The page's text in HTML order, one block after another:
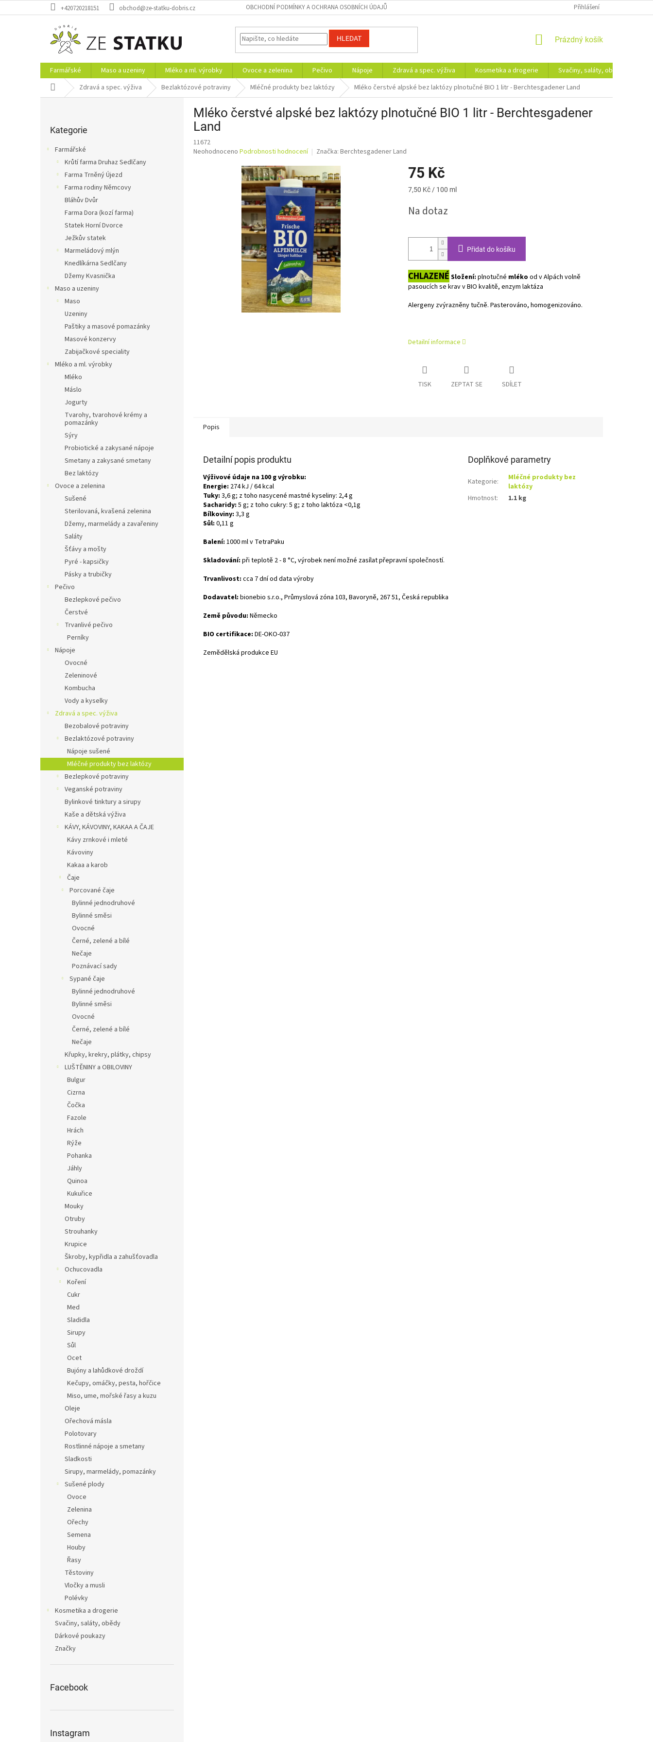
na
+420720218151 obchod@ze-statku-dobris.cz OBCHODNÍ PODMÍNKY A OCHRANA OSOBNÍCH ÚDAJŮ Přihlášení
HLEDAT
NÁKUPNÍ
Prázdný košík
Farmářské Maso a uzeniny Mléko a ml. výrobky Ovoce a zelenina Pečivo Nápoje Zdravá a spec. výživa Kosmetika a drogerie Svačiny, saláty, obědy
Domů Zdravá a spec. výživa Bezlaktózové potraviny Mléčné produkty bez laktózy Mléko čerstvé alpské bez laktózy plnotučné BIO 1 litr - Berchtesgadener Land
kategorie
Kategorie
Farmářské
Krůtí farma Druhaz Sedlčany
Farma Trněný Újezd
Farma rodiny Němcovy
Bláhův Dvůr
Farma Dora (kozí farma)
Statek Horní Dvorce
Ježkův statek
Marmeládový mlýn
Knedlíkárna Sedlčany
Džemy Kvasnička
Maso a uzeniny
Maso
Uzeniny
Paštiky a masové pomazánky
Masové konzervy
Zabijačkové speciality
Mléko a ml. výrobky
Mléko
Máslo
Jogurty
Tvarohy, tvarohové krémy a
pomazánky
Sýry
Probiotické a zakysané nápoje
Smetany a zakysané smetany
Bez laktózy
Ovoce a zelenina
Sušené
Sterilovaná, kvašená zelenina
Džemy, marmelády a zavařeniny
Saláty
Šťávy a mošty
Pyré - kapsičky
Pásky a trubičky
Pečivo
Bezlepkové pečivo
Čerstvé
Trvanlivé pečivo
Perníky
Nápoje
Ovocné
Zeleninové
Kombucha
Vody a kyselky
Zdravá a spec. výživa
Bezobalové potraviny
Bezlaktózové potraviny
Nápoje sušené
Mléčné produkty bez laktózy
Bezlepkové potraviny
Veganské potraviny
Bylinkové tinktury a sirupy
Kaše a dětská výživa
KÁVY, KÁVOVINY, KAKAA A ČAJE
Kávy zrnkové i mleté
Kávoviny
Kakaa a karob
Čaje
Porcované čaje
Bylinné jednodruhové
Bylinné směsi
Ovocné
Černé, zelené a bílé
Nečaje
Poznávací sady
Sypané čaje
Bylinné jednodruhové
Bylinné směsi
Ovocné
Černé, zelené a bílé
Nečaje
Křupky, krekry, plátky, chipsy
LUŠTĚNINY a OBILOVINY
Bulgur
Cizrna
Čočka
Fazole
Hrách
Rýže
Pohanka
Jáhly
Quinoa
Kukuřice
Mouky
Otruby
Strouhanky
Krupice
Škroby, kypřidla a zahušťovadla
Ochucovadla
Koření
Cukr
Med
Sladidla
Sirupy
Sůl
Ocet
Bujóny a lahůdkové droždí
Kečupy, omáčky, pesta, hořčice
Miso, ume, mořské řasy a kuzu
Oleje
Ořechová másla
Polotovary
Rostlinné nápoje a smetany
Sladkosti
Sirupy, marmelády, pomazánky
Sušené plody
Ovoce
Zelenina
Ořechy
Semena
Houby
Řasy
Těstoviny
Vločky a musli
Polévky
Kosmetika a drogerie
Svačiny, saláty, obědy
Dárkové poukazy
Značky
Facebook
Instagram
Mléko čerstvé alpské bez laktózy plnotučné BIO 1 litr - Berchtesgadener
Land
11672
Průměrné
Neohodnoceno Podrobnosti hodnocení Značka: Berchtesgadener Land
75 Kč
Měrná
7,50 Kč / 100 ml
Na dotaz
Přidat do košíku
CHLAZENÉ Složení: plnotučné mléko od v Alpách volně
pasoucích se krav v BIO kvalitě, enzym laktáza
Alergeny zvýrazněny tučně. Pasterováno, homogenizováno.
Detailní informace
TISK ZEPTAT SE SDÍLET
Popis
Detailní popis produktu
Výživové údaje na 100 g výrobku:
Energie: 274 kJ / 64 kcal
Tuky: 3,6 g; z toho nasycené mastné kyseliny: 2,4 g
Sacharidy: 5 g; z toho cukry: 5 g; z toho laktóza <0,1g
Bílkoviny: 3,3 g
Sůl: 0,11 g
Balení: 1000 ml v TetraPaku
Skladování: při teplotě 2 - 8 °C, výrobek není možné zasílat přepravní společností.
Trvanlivost: cca 7 dní od data výroby
Dodavatel: bionebio s.r.o., Průmyslová zóna 103, Bavoryně, 267 51, Česká republika
Země původu: Německo
BIO certifikace: DE-OKO-037
Zemědělská produkce EU
Doplňkové parametry
Kategorie:
Mléčné produkty bez
laktózy
Hmotnost: 1.1 kg